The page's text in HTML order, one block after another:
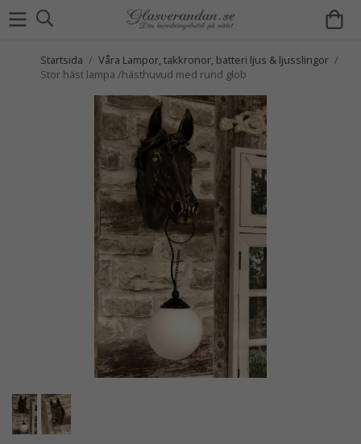
Startsida / Våra Lampor, takkronor, batteri ljus & ljusslingor /
Stor häst lampa /hästhuvud med rund glob